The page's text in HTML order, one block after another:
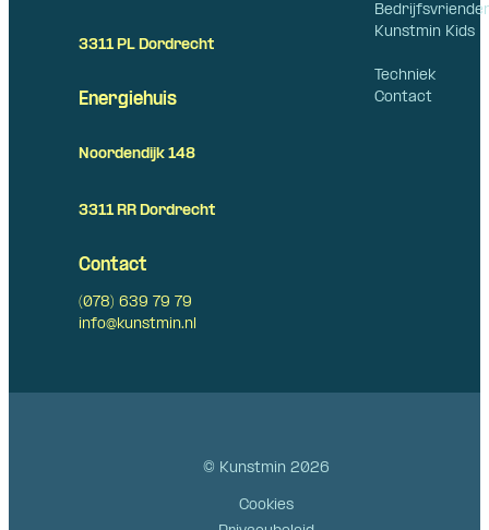
Kunstmin Kids
Techniek
Contact
3311 PL Dordrecht
Energiehuis
Noordendijk 148
3311 RR Dordrecht
Contact
(078) 639 79 79
info@kunstmin.nl
© Kunstmin 2026
Cookies